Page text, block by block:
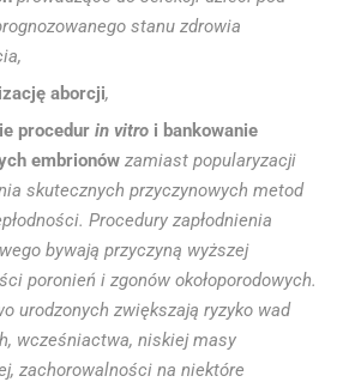
stanu zdrowia
aborcji,
procedur in vitro i bankowanie
embrionów zamiast popularyzacji
skutecznych przyczynowych metod
Procedury zapłodnienia
bywają przyczyną wyższej
poronień i zgonów okołoporodowych.
urodzonych zwiększają ryzyko wad
wcześniactwa, niskiej masy
zachorowalności na niektóre